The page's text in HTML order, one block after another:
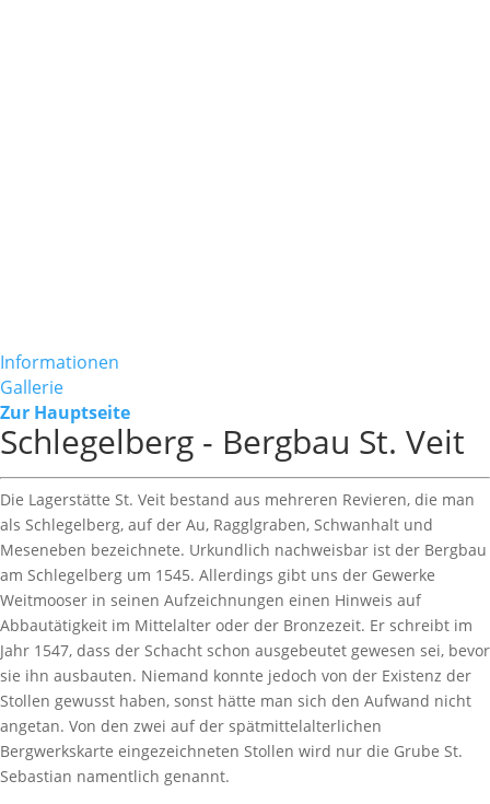
Informationen
Gallerie
Zur Hauptseite
Schlegelberg - Bergbau St. Veit
Die Lagerstätte St. Veit bestand aus mehreren Revieren, die man
als Schlegelberg, auf der Au, Ragglgraben, Schwanhalt und
Meseneben bezeichnete. Urkundlich nachweisbar ist der Bergbau
am Schlegelberg um 1545. Allerdings gibt uns der Gewerke
Weitmooser in seinen Aufzeichnungen einen Hinweis auf
Abbautätigkeit im Mittelalter oder der Bronzezeit. Er schreibt im
Jahr 1547, dass der Schacht schon ausgebeutet gewesen sei, bevor
sie ihn ausbauten. Niemand konnte jedoch von der Existenz der
Stollen gewusst haben, sonst hätte man sich den Aufwand nicht
angetan. Von den zwei auf der spätmittelalterlichen
Bergwerkskarte eingezeichneten Stollen wird nur die Grube St.
Sebastian namentlich genannt.